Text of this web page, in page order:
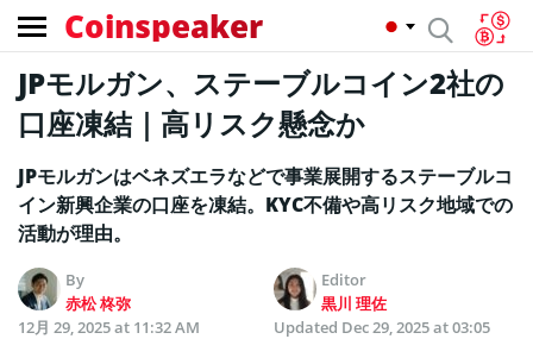
Coinspeaker
JPモルガン、ステーブルコイン2社の
口座凍結｜高リスク懸念か
JPモルガンはベネズエラなどで事業展開するステーブルコ
イン新興企業の口座を凍結。KYC不備や高リスク地域での
活動が理由。
By
赤松 柊弥
Editor
黒川 理佐
12月 29, 2025 at 11:32 AM
Updated Dec 29, 2025 at 03:05